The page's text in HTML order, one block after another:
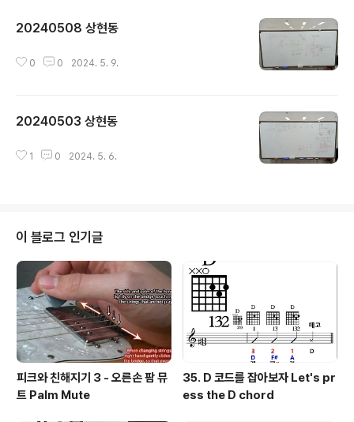
20240508 상현동
0 0 2024. 5. 9.
20240503 상현동
1 0 2024. 5. 6.
이 블로그 인기글
피크와 친해지기 3 - 오른손 팜 뮤
트 Palm Mute
35. D 코드를 잡아보자 Let's pr
ess the D chord